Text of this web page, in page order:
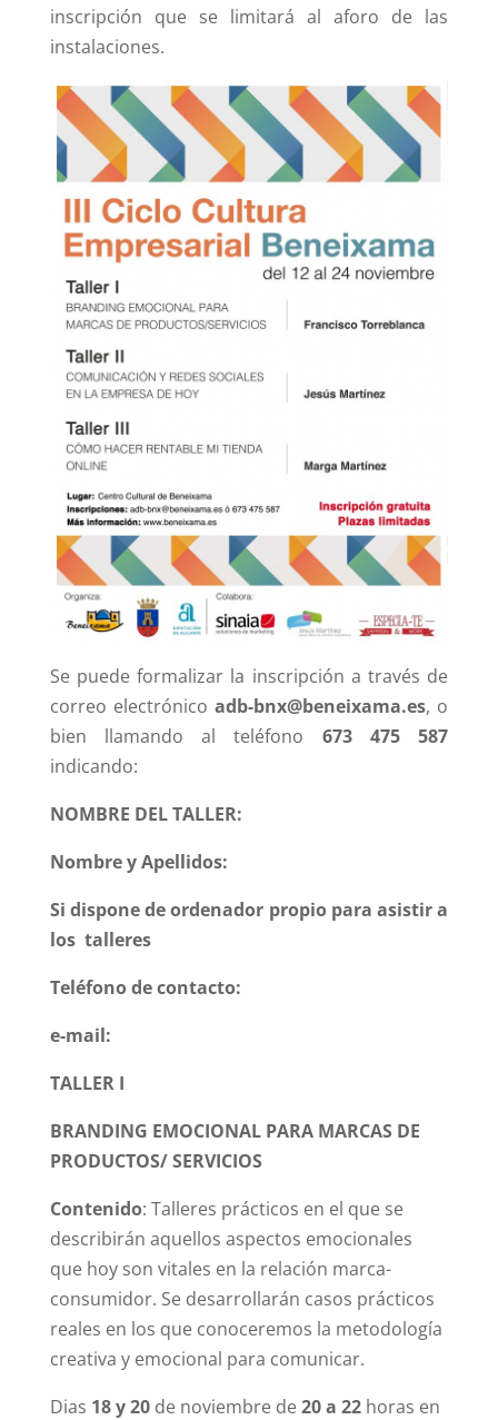
inscripción que se limitará al aforo de las
instalaciones.
Se puede formalizar la inscripción a través de
correo electrónicoadb-bnx@beneixama.es, o
bien llamando al teléfono 673 475 587
indicando:
NOMBRE DEL TALLER:
Nombre y Apellidos:
Si dispone de ordenador propio para asistir a
los talleres
Teléfono de contacto:
e-mail:
TALLER I
BRANDING EMOCIONAL PARA MARCAS DE
PRODUCTOS/ SERVICIOS
Contenido: Talleres prácticos en el que se
describirán aquellos aspectos emocionales
que hoy son vitales en la relación marca-
consumidor. Se desarrollarán casos prácticos
reales en los que conoceremos la metodología
creativa y emocional para comunicar.
Dias 18 y 20de noviembre de20 a 22horas en